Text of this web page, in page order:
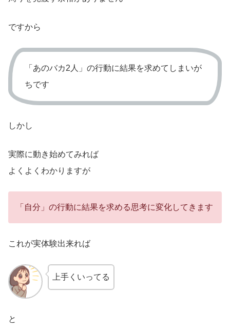
ですから
「あのバカ2人」の行動に結果を求めてしまいが
ちです
しかし
実際に動き始めてみれば
よくよくわかりますが
「自分」の行動に結果を求める思考に変化してきます
これが実体験出来れば
上手くいってる
と